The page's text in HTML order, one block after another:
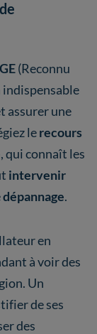
(Reconnu
assurer une
lerecours
, qui connaît les
intervenir
dépannage.
en
à voir des
Un
de ses
des